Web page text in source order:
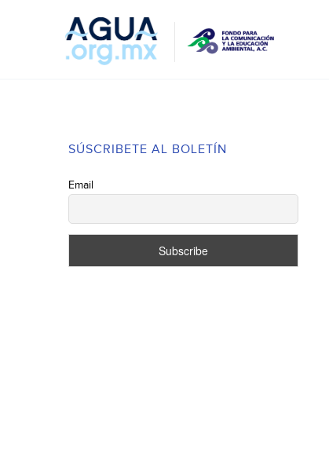
SÚSCRIBETE AL BOLETÍN
Email